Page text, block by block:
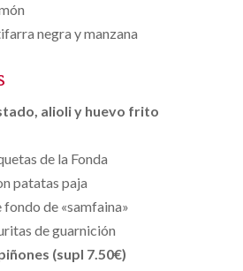
negra y manzana
alioli y huevo frito
de la Fonda
patatas paja
de «samfaina»
de guarnición
(supl 7.50€)